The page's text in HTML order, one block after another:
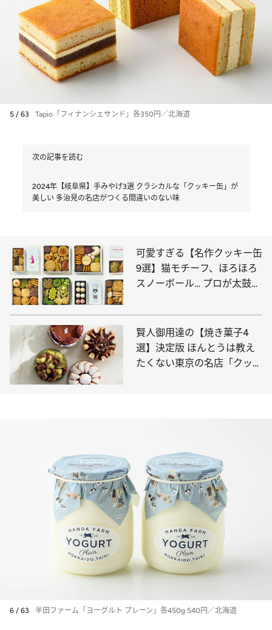
5 / 63 Tapio「フィナンシェサンド」各350円／北海道
次の記事を読む
2024年【岐阜県】手みやげ3選 クラシカルな「クッキー缶」が
美しい 多治見の名店がつくる間違いのない味
可愛すぎる【名作クッキー缶
9選】猫モチーフ、ほろほろ
スノーボール… プロが太鼓判
賢人御用達の【焼き菓子4
選】決定版 ほんとうは教え
たくない東京の名店「クッキ
6 / 63 半田ファーム「ヨーグルト プレーン」各450g 540円／北海道